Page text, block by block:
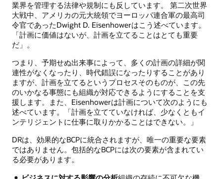
業界を管理する法律や規制にも反しています。 第二次世界
大戦中、アメリカの元大統領でヨーロッパ連合軍の最高司
令官であったDwight D. Eisenhowerはこう述べています。
「計画に価値はないが、計画を立てることはとても重要
だ」。
つまり、予期せぬ出来事によって、多くの計画の詳細が関
連性がなくなったり、時代錯誤になったりすることがあり
ますが、計画を立てるというプロセスそのものが、この先
のいかなる事態にも組織が対応できるようにすることを支
援します。また、Eisenhowerは計画について次のようにも
述べています。「計画を立てていなければ、少なくともイ
ンテリジェントに仕事に取りかかることはできない。」
DRは、効果的なBCPに統合されますが、唯一の重要な要素
ではありません。包括的なBCPには次の要素が含まれてい
る必要があります。